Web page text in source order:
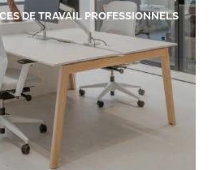
DE TRAVAIL PROFESSIONNELS